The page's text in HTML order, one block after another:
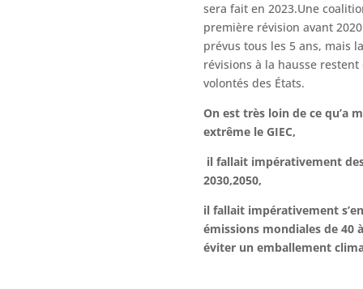
sera fait en 2023.Une
première révision avant
prévus tous les 5 ans, mais
révisions à la hausse
volontés des États.
On est très loin de ce qu’a
extrême le GIEC,
il fallait impérativement
2030,2050,
il fallait impérativement
émissions mondiales de 40
éviter un emballement